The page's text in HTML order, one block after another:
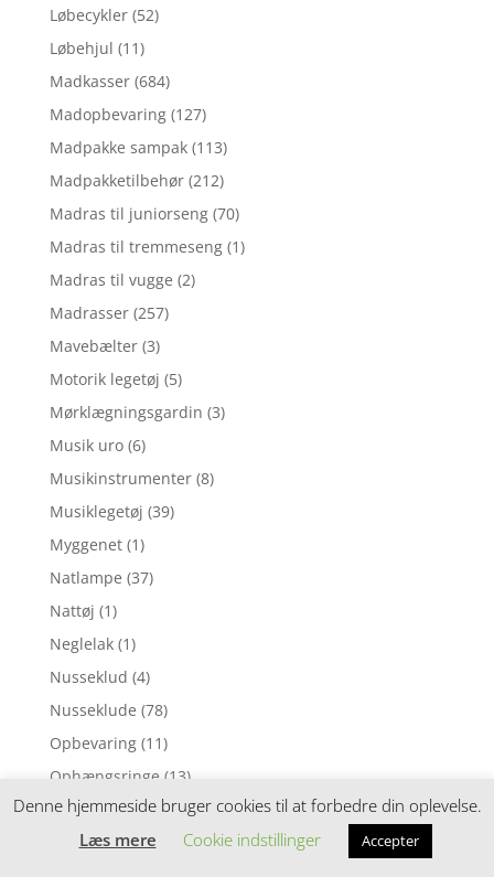
Løbecykler (52)
Løbehjul (11)
Madkasser (684)
Madopbevaring (127)
Madpakke sampak (113)
Madpakketilbehør (212)
Madras til juniorseng (70)
Madras til tremmeseng (1)
Madras til vugge (2)
Madrasser (257)
Mavebælter (3)
Motorik legetøj (5)
Mørklægningsgardin (3)
Musik uro (6)
Musikinstrumenter (8)
Musiklegetøj (39)
Myggenet (1)
Natlampe (37)
Nattøj (1)
Neglelak (1)
Nusseklud (4)
Nusseklude (78)
Opbevaring (11)
Ophængsringe (13)
Påskepynt (28)
Pedalcykler (9)
Denne hjemmeside bruger cookies til at forbedre din oplevelse.
Læs mere
Cookie indstillinger Accepter